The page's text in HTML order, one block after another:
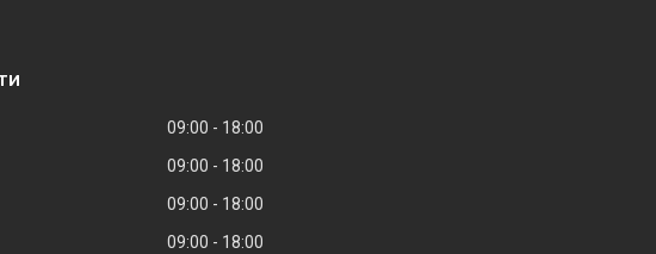
09:00
18:00
09:00
18:00
09:00
18:00
09:00
18:00